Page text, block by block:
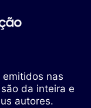
nas
da inteira e
autores.